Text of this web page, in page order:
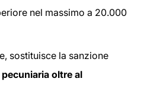
nel massimo a 20.000
sostituisce la sanzione
oltre al